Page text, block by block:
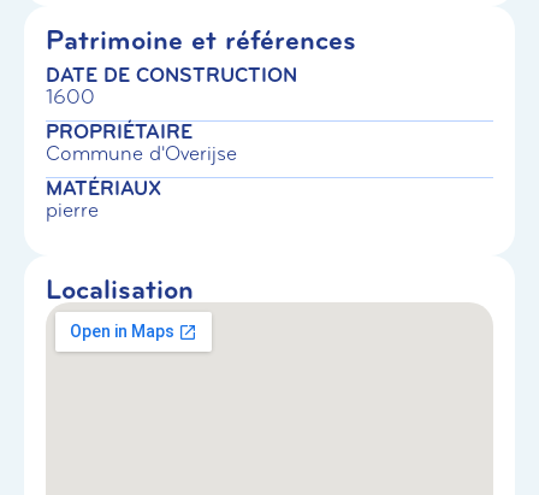
Patrimoine et références
DATE DE CONSTRUCTION
1600
PROPRIÉTAIRE
Commune d'Overijse
MATÉRIAUX
pierre
Localisation